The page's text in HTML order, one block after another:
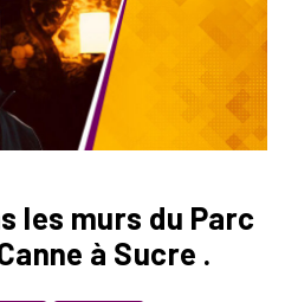
les murs du Parc
à Sucre .